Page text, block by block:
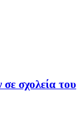
σχολεία του